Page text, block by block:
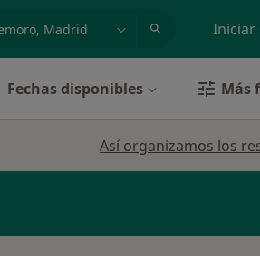
Iniciar
Fechas disponibles Más
Así organizamos los